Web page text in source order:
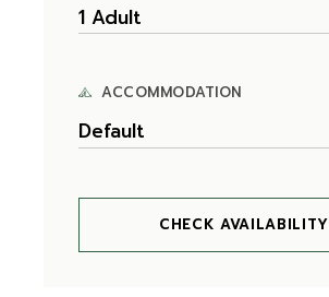
ACCOMMODATION
Default
CHECK AVAILABILITY